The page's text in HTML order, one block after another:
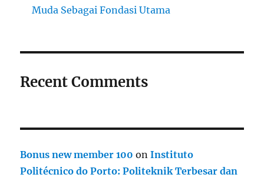
Muda Sebagai Fondasi Utama
Recent Comments
Bonus new member 100 onInstituto
Politécnico do Porto: Politeknik Terbesar dan